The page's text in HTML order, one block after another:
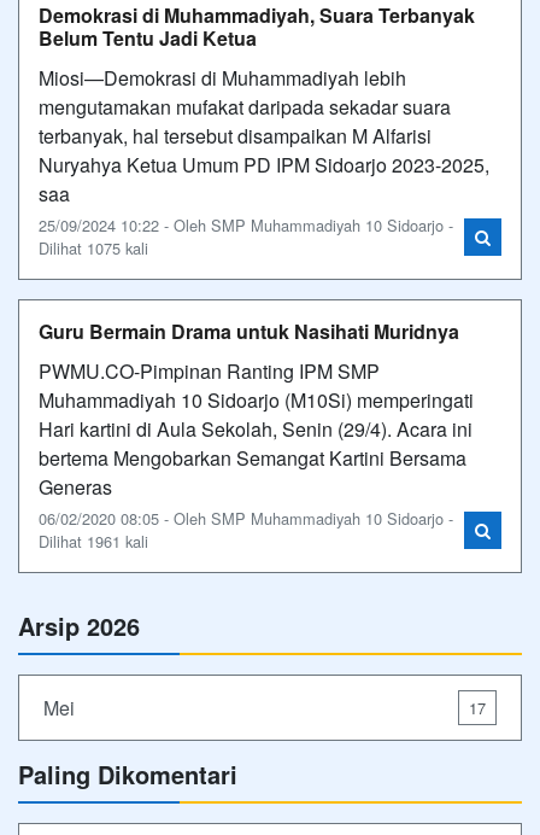
Demokrasi di Muhammadiyah, Suara Terbanyak
Belum Tentu Jadi Ketua
Miosi—Demokrasi di Muhammadiyah lebih
mengutamakan mufakat daripada sekadar suara
terbanyak, hal tersebut disampaikan M Alfarisi
Nuryahya Ketua Umum PD IPM Sidoarjo 2023-2025,
saa
25/09/2024 10:22 - Oleh SMP Muhammadiyah 10 Sidoarjo -
Dilihat 1075 kali
Guru Bermain Drama untuk Nasihati Muridnya
PWMU.CO-Pimpinan Ranting IPM SMP
Muhammadiyah 10 Sidoarjo (M10Si) memperingati
Hari kartini di Aula Sekolah, Senin (29/4). Acara ini
bertema Mengobarkan Semangat Kartini Bersama
Generas
06/02/2020 08:05 - Oleh SMP Muhammadiyah 10 Sidoarjo -
Dilihat 1961 kali
Arsip 2026
Mei 17
Paling Dikomentari